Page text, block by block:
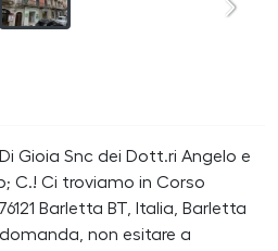
Gioia Snc dei Dott.ri Angelo e
C.! Ci troviamo in Corso
Barletta BT, Italia, Barletta
domanda, non esitare a